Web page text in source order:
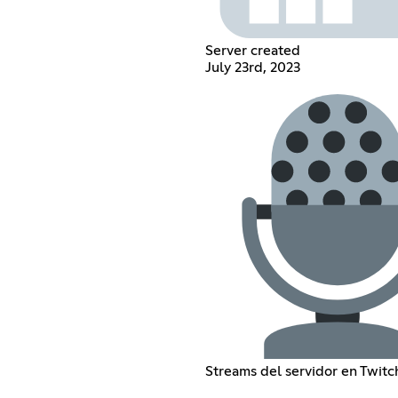
Server created
July 23rd, 2023
Streams del servidor en